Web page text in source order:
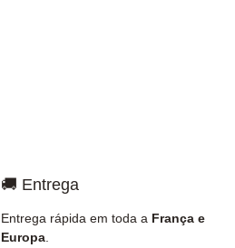
🚚 Entrega
Entrega rápida em toda a França e
Europa